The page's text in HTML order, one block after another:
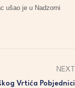
ušao je u Nadzorni
NEXT
Vrtića Pobjednici